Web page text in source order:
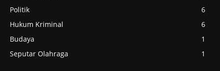
Politik
6
Hukum Kriminal
6
Budaya
1
Seputar Olahraga
1